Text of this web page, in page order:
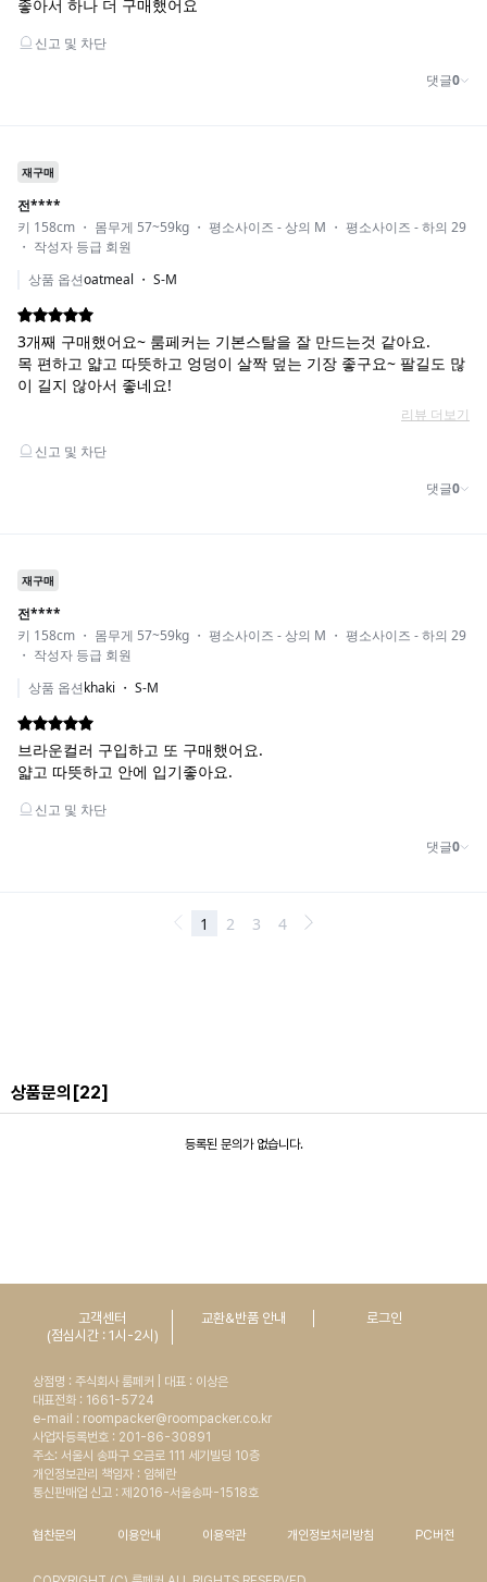
상품문의 [22]
등록된 문의가 없습니다.
고객센터
(점심시간 : 1시-2시)
교환&반품 안내 로그인
상점명 : 주식회사 룸페커 | 대표 : 이상은
대표전화 : 1661-5724
e-mail : roompacker@roompacker.co.kr
사업자등록번호 : 201-86-30891
주소: 서울시 송파구 오금로 111 세기빌딩 10층
개인정보관리 책임자 : 임혜란
통신판매업 신고 : 제2016-서울송파-1518호
협찬문의 이용안내 이용약관 개인정보처리방침 PC버전